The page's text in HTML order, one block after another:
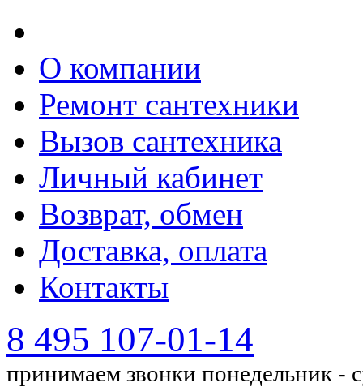
О компании
Ремонт сантехники
Вызов сантехника
Личный кабинет
Возврат, обмен
Доставка, оплата
Контакты
8 495 107-01-14
принимаем звонки понедельник -